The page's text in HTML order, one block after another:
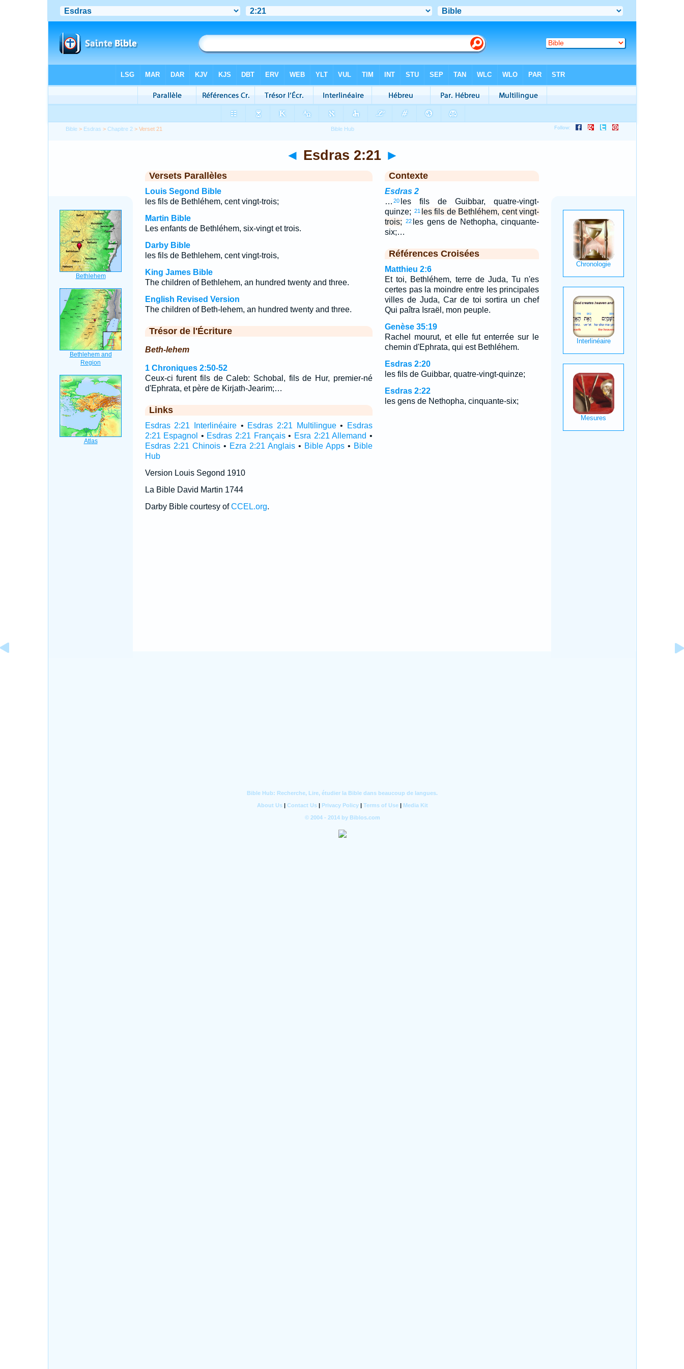
Bible > Esdras >Chapitre 2 > Verset 21
◄ Esdras 2:21 ►
Versets Parallèles
Louis Segond Bible
les fils de Bethléhem, cent vingt-trois;
Martin Bible
Les enfants de Bethléhem, six-vingt et trois.
Darby Bible
les fils de Bethlehem, cent vingt-trois,
King James Bible
The children of Bethlehem, an hundred twenty and three.
English Revised Version
The children of Beth-lehem, an hundred twenty and three.
Trésor de l'Écriture
Beth-lehem
1 Chroniques 2:50-52
Ceux-ci furent fils de Caleb: Schobal, fils de Hur, premier-né
d'Ephrata, et père de Kirjath-Jearim;…
Links
Esdras 2:21 Interlinéaire• Esdras 2:21 Multilingue•
Esdras
2:21 Espagnol • Esdras 2:21 Français• Esra 2:21 Allemand •
Esdras 2:21 Chinois• Ezra 2:21 Anglais• Bible Apps• Bible
Hub
Version Louis Segond 1910
La Bible David Martin 1744
Darby Bible courtesy ofCCEL.org.
Contexte
Esdras 2
… 20 les fils de Guibbar, quatre-vingt-
quinze; 21
les fils de Bethléhem, cent vingt-
trois;
22 les gens de Nethopha, cinquante-
six;…
Références Croisées
Matthieu 2:6
Et toi, Bethléhem, terre de Juda, Tu n'es
certes pas la moindre entre les principales
villes de Juda, Car de toi sortira un chef
Qui paîtra Israël, mon peuple.
Genèse 35:19
Rachel mourut, et elle fut enterrée sur le
chemin d'Ephrata, qui est Bethléhem.
Esdras 2:20
les fils de Guibbar, quatre-vingt-quinze;
Esdras 2:22
les gens de Nethopha, cinquante-six;